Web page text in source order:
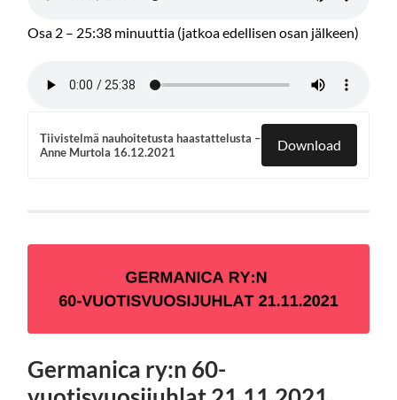
Osa 2 – 25:38 minuuttia (jatkoa edellisen osan jälkeen)
Tiivistelmä nauhoitetusta haastattelusta –
Anne Murtola 16.12.2021
Download
Germanica ry:n 60-